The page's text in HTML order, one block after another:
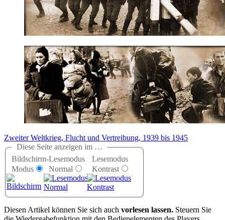
Zweiter Weltkrieg, Flucht und Vertreibung, 1939 bis 1945
Diese Seite anzeigen im …
Bildschirm-
Modus
Lesemodus
Normal
Lesemodus
Kontrast
Diesen Artikel können Sie sich auch vorlesen lassen. Steuern Sie